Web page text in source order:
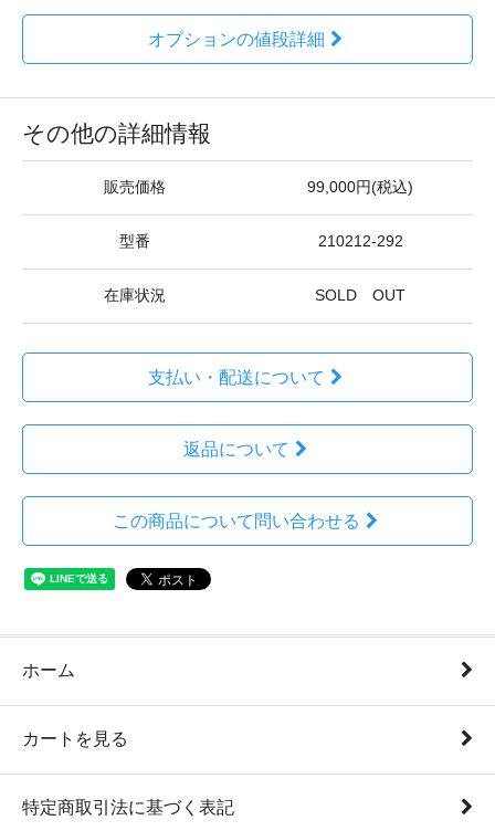
オプションの値段詳細
その他の詳細情報
販売価格 99,000円(税込)
型番 210212-292
在庫状況 SOLD OUT
支払い・配送について
返品について
この商品について問い合わせる
ホーム
カートを見る
特定商取引法に基づく表記